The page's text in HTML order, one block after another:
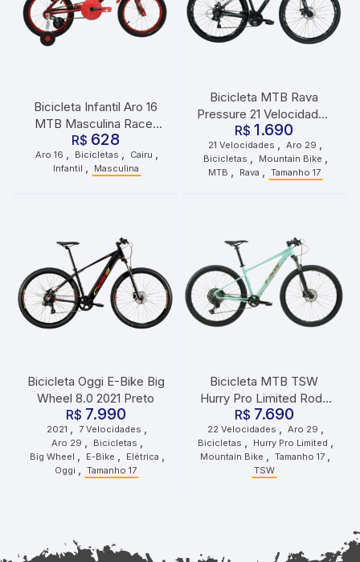
Bicicleta Infantil Aro 16
MTB Masculina Racer
Kids Vermelha
R$ 628
Aro 16 , Bicicletas , Cairu ,
Infantil , Masculina
Bicicleta MTB Rava
Pressure 21 Velocidades
Roda 29 Tamanho 17
Preta e Cinza
R$ 1.690
21 Velocidades Aro 29
Bicicletas Mountain Bike
MTB Rava Tamanho 17
Bicicleta Oggi E-Bike Big
Wheel 8.0 2021 Preto
R$ 7.990
2021 7 Velocidades
Aro 29 Bicicletas
Big Wheel E-Bike Elétrica
Oggi Tamanho 17
Bicicleta MTB TSW
Hurry Pro Limited Roda
29 Tamanho 17 22
Velocidades Azul
R$ 7.690
22 Velocidades Aro 29
Bicicletas Hurry Pro Limited
Mountain Bike Tamanho 17
TSW